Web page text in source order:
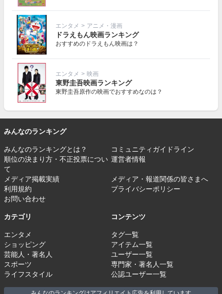
エンタメ > アニメ・漫画
ドラえもん映画ランキング
おすすめのドラえもん映画は？
エンタメ > 映画
東野圭吾映画ランキング
東野圭吾原作の映画でおすすめなのは？
みんなのランキング
みんなのランキングとは？
コミュニティガイドライン
順位の決まり方・不正投票につい
て
運営者情報
メディア掲載実績
メディア・報道関係の皆さまへ
利用規約
プライバシーポリシー
お問い合わせ
カテゴリ
エンタメ
ショッピング
芸能人・著名人
スポーツ
ライフスタイル
コンテンツ
タグ一覧
アイテム一覧
ユーザー一覧
専門家・著名人一覧
公認ユーザー一覧